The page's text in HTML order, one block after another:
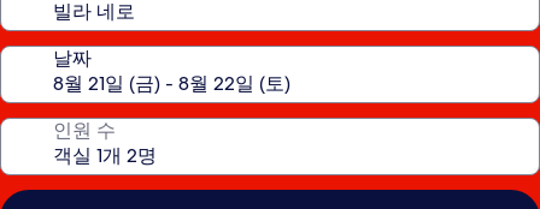
날짜
인원 수